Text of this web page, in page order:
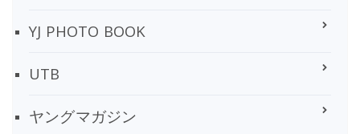
YJ PHOTO BOOK
UTB
ヤングマガジン